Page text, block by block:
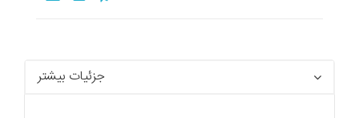
جزئیات بیشتر